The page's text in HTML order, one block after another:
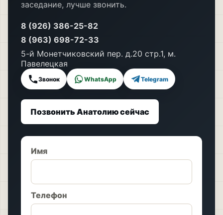
заседание, лучше звонить.
8 (926) 386-25-82
8 (963) 698-72-33
5-й Монетчиковский пер. д.20 стр.1, м.
Павелецкая
Звонок WhatsApp Telegram
Позвонить Анатолию сейчас
Имя
Телефон